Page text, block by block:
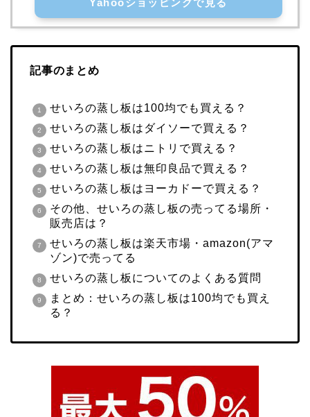
Yahooショッピングで見る
記事のまとめ
せいろの蒸し板は100均でも買える？
せいろの蒸し板はダイソーで買える？
せいろの蒸し板はニトリで買える？
せいろの蒸し板は無印良品で買える？
せいろの蒸し板はヨーカドーで買える？
その他、せいろの蒸し板の売ってる場所・
販売店は？
せいろの蒸し板は楽天市場・amazon(アマ
ゾン)で売ってる
せいろの蒸し板についてのよくある質問
まとめ：せいろの蒸し板は100均でも買え
る？